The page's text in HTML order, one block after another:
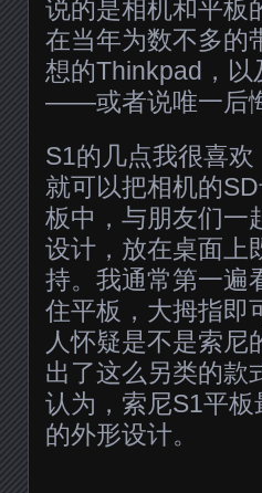
说的是相机和平板
在当年为数不多的
想的Thinkpad，
——或者说唯一后
S1的几点我很喜
就可以把相机的
板中，与朋友们一
设计，放在桌面上
持。我通常第一遍
住平板，大拇指即
人怀疑是不是索
出了这么另类的款
认为，索尼S1平
的外形设计。